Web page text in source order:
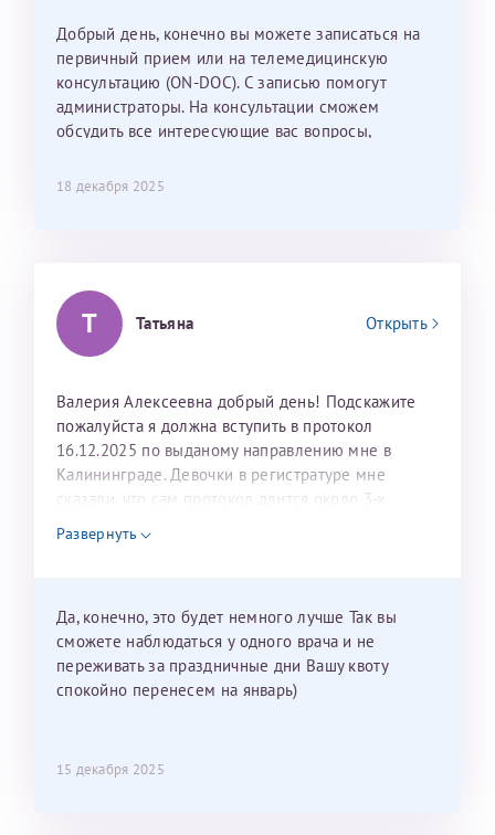
С ней общение было, как с давней знакомой, очень
лёгкое и простое. Вообще в данной клинике весь
персонал очень вежливый и чуткий, прям приятно
находиться. Мы собираемся туда ещё за вторым
ребёнком, и конечно же только к Ринату
26 июля 2026
Добрый день, конечно вы можете записаться на
первичный прием или на телемедицинскую
консультацию (ON-DOC). С записью помогут
администраторы. На консультации сможем
обсудить все интересующие вас вопросы,
18 декабря 2025
Т Татьяна Открыть
Валерия Алексеевна добрый день! Подскажите
пожалуйста я должна вступить в протокол
16.12.2025 по выданому направлению мне в
Калининграде. Девочки в регистратуре мне
сказали, что сам протокол длится около 3-х
недель и 3 недели я должна находится в Питере.
Можно мне новый год провести в Калининграде и
Развернуть
Да, конечно, это будет немного лучше Так вы
сможете наблюдаться у одного врача и не
переживать за праздничные дни Вашу квоту
спокойно перенесем на январь)
15 декабря 2025